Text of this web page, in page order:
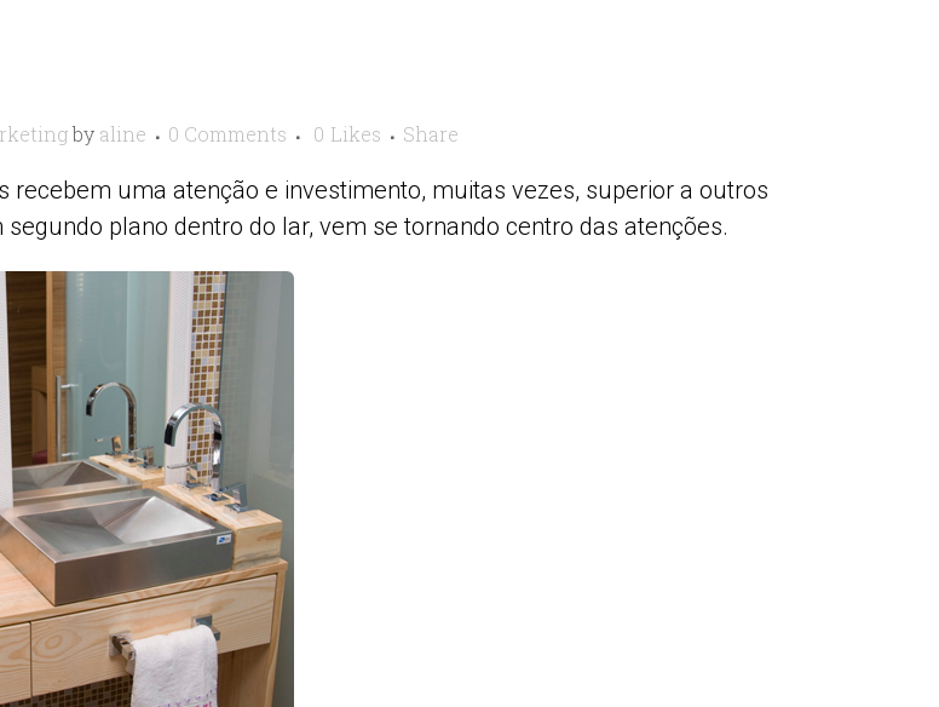
by aline 0 Comments 0 Likes Share
recebem uma atenção e investimento, muitas vezes, superior a outros
plano dentro do lar, vem se tornando centro das atenções.